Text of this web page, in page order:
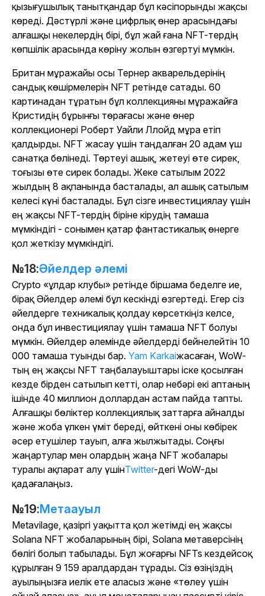
қызығушылық танытқандар бұл кәсіпорынды жақсы
көреді. Дәстүрлі және цифрлық өнер арасындағы
алғашқы некелердің бірі, бұл жай ғана NFT-тердің
көпшілік арасында көріну жолын өзгертуі мүмкін.
Британ мұражайы осы Тернер акварельдерінің
сандық көшірмелерін NFT ретінде сатады. 60
картинадан тұратын бұл коллекцияны мұражайға
Кристидің бұрынғы төрағасы және өнер
коллекционері Роберт Уайли Ллойд мұра етіп
қалдырды. NFT жасау үшін таңдалған 20 адам үш
санатқа бөлінеді. Төртеуі ашық, жетеуі өте сирек,
тоғызы өте сирек болады. Жеке сатылым 2022
жылдың 8 ақпанында басталады, ал ашық сатылым
келесі күні басталады. Бұл сізге инвестициялау үшін
ең жақсы NFT-тердің біріне кірудің тамаша
мүмкіндігі - сонымен қатар фантастикалық өнерге
қол жеткізу мүмкіндігі.
№18:Әйелдер әлемі
Crypto «ұлдар клубы» ретінде біршама беделге ие,
бірақ Әйелдер әлемі бұл кескінді өзгертеді. Егер сіз
әйелдерге техникалық қолдау көрсеткіңіз келсе,
онда бұл инвестициялау үшін тамаша NFT болуы
мүмкін. Әйелдер әлемінде әйелдерді бейнелейтін 10
000 тамаша туынды бар. Yam Karkaiжасаған, WoW-
тың ең жақсы NFT таңбалауыштары іске қосылған
кезде бірден сатылып кетті, олар небәрі екі аптаның
ішінде 40 миллион доллардан астам пайда тапты.
Алғашқы бөліктер коллекциялық заттарға айналды
және жоба үлкен үміт береді, өйткені оны көбірек
әсер етушілер тауып, алға жылжытады. Соңғы
жаңартулар мен олардың жаңа NFT жобалары
туралы ақпарат алу үшінTwitter-дегі WoW-ды
қадағалаңыз.
№19:Метаауыл
Metavilage, қазіргі уақытта қол жетімді ең жақсы
Solana NFT жобаларының бірі, Solana метаверсінің
бөлігі болып табылады. Бұл жоғарғы NFTs кездейсоқ
құрылған 9 159 аралдардан тұрады. Сіз өзіңіздің
ауылыңызға иелік ете аласыз және «төлеу үшін